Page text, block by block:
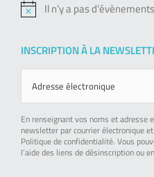
Notice
Il n’y a pas
INSCRIPTION À LA
En renseignant vos noms et adresse
newsletter par courrier électronique
Politique de confidentialité. Vous
l’aide des liens de désinscription ou